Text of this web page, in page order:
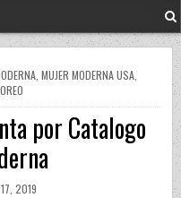
, MUJER MODERNA USA,
por Catalogo
DATE:
17, 2019